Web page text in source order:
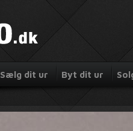
Sælg dit ur Byt dit ur